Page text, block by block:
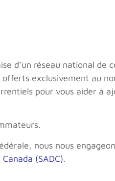
d’un réseau national de
exclusivement au
pour vous aider à
nous nous
(SADC).